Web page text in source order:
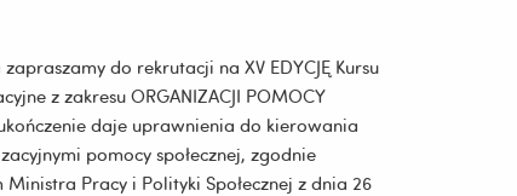
do rekrutacji na XV EDYCJĘ Kursu
z zakresu ORGANIZACJI POMOCY
ukończenie daje uprawnienia do kierowania
pomocy społecznej, zgodnie
Ministra Pracy i Polityki Społecznej z dnia 26